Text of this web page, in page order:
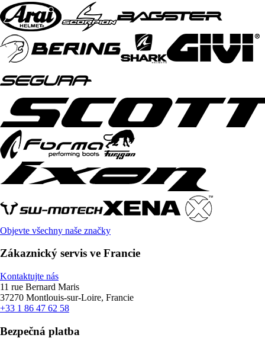
Objevte všechny naše značky
Zákaznický servis ve Francie
Kontaktujte nás
11 rue Bernard Maris
37270 Montlouis-sur-Loire, Francie
+33 1 86 47 62 58
Bezpečná platba